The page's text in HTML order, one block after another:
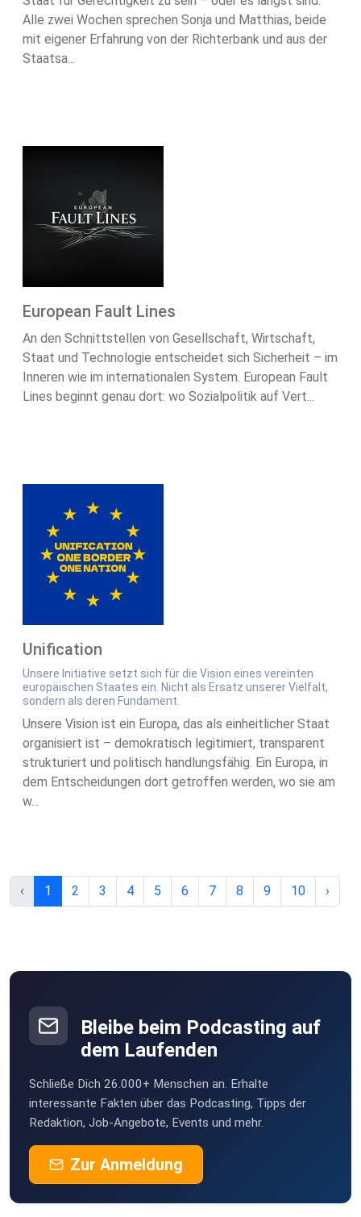
Alle zwei Wochen sprechen Sonja und Matthias, beide
mit eigener Erfahrung von der Richterbank und aus der
Staatsa...
European Fault Lines
An den Schnittstellen von Gesellschaft, Wirtschaft,
Staat und Technologie entscheidet sich Sicherheit – im
Inneren wie im internationalen System. European Fault
Lines beginnt genau dort: wo Sozialpolitik auf Vert...
Unification
Unsere Initiative setzt sich für die Vision eines vereinten
europäischen Staates ein. Nicht als Ersatz unserer Vielfalt,
sondern als deren Fundament.
Unsere Vision ist ein Europa, das als einheitlicher Staat
organisiert ist – demokratisch legitimiert, transparent
strukturiert und politisch handlungsfähig. Ein Europa, in
dem Entscheidungen dort getroffen werden, wo sie am
w...
‹ 1 2 3 4 5 6 7 8 9 10 ›
Bleibe beim Podcasting auf
dem Laufenden
Schließe Dich 26.000+ Menschen an. Erhalte
interessante Fakten über das Podcasting, Tipps der
Redaktion, Job-Angebote, Events und mehr.
Zur Anmeldung